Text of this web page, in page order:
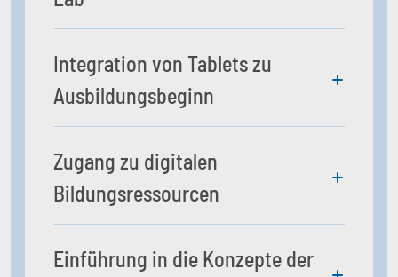
Integration von Tablets zu
Ausbildungsbeginn
Zugang zu digitalen
Bildungsressourcen
Einführung in die Konzepte der